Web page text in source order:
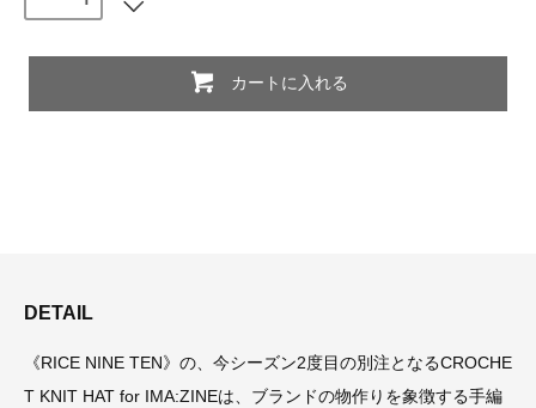
カートに入れる
DETAIL
《RICE NINE TEN》の、今シーズン2度目の別注となるCROCHE
T KNIT HAT for IMA:ZINEは、ブランドの物作りを象徴する手編